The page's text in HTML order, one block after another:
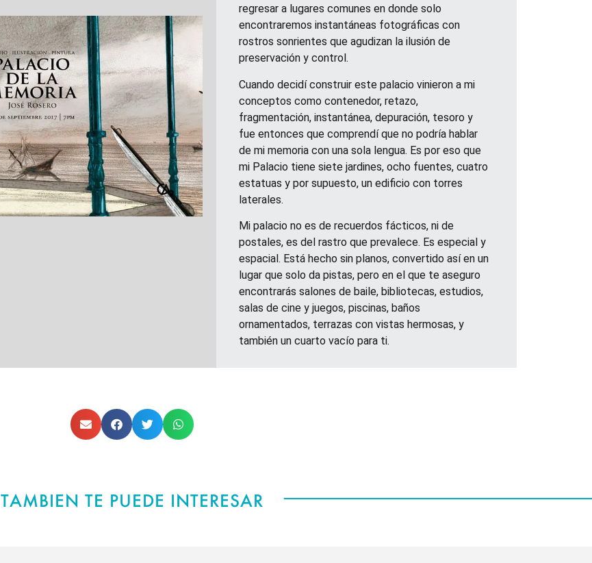
regresar a lugares comunes en donde solo
encontraremos instantáneas fotográficas con
rostros sonrientes que agudizan la ilusión de
preservación y control.
Cuando decidí construir este palacio vinieron a mi
conceptos como contenedor, retazo,
fragmentación, instantánea, depuración, tesoro y
fue entonces que comprendí que no podría hablar
de mi memoria con una sola lengua. Es por eso que
mi Palacio tiene siete jardines, ocho fuentes, cuatro
estatuas y por supuesto, un edificio con torres
laterales.
Mi palacio no es de recuerdos fácticos, ni de
postales, es del rastro que prevalece. Es especial y
espacial. Está hecho sin planos, convertido así en un
lugar que solo da pistas, pero en el que te aseguro
encontrarás salones de baile, bibliotecas, estudios,
salas de cine y juegos, piscinas, baños
ornamentados, terrazas con vistas hermosas, y
también un cuarto vacío para ti.
TAMBIEN TE PUEDE INTERESAR